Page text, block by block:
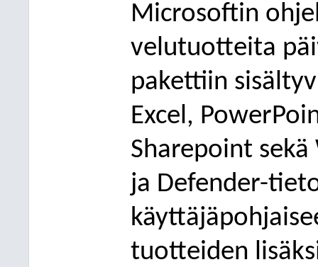
Microsoftin
velutuotteita
pakettiin
Excel,
Sharepoint
ja Defender-
tuotteiden